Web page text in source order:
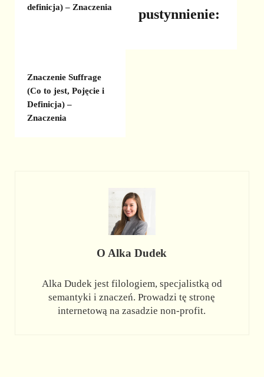
definicja) – Znaczenia
pustynnienie:
Znaczenie Suffrage
(Co to jest, Pojęcie i
Definicja) –
Znaczenia
OAlka Dudek
Alka Dudek jest filologiem, specjalistką od
semantyki i znaczeń. Prowadzi tę stronę
internetową na zasadzie non-profit.